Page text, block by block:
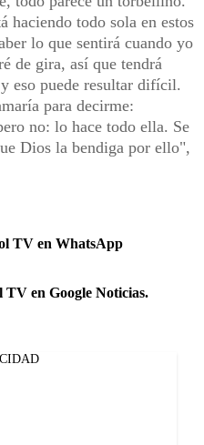
haciendo todo sola en estos
lo que sentirá cuando yo
de gira, así que tendrá
eso puede resultar difícil.
para decirme:
no: lo hace todo ella. Se
Dios la bendiga por ello",
TV en WhatsApp
TV en Google Noticias.